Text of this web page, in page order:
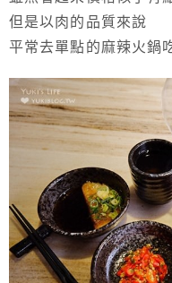
但是以肉的品質來說
平常去單點的麻辣火鍋